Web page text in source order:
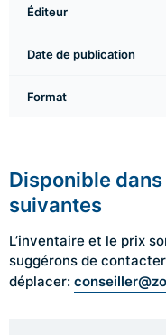
Éditeur
Date de publication
Format
Disponible
suivantes
L’inventaire et le prix
suggérons de
déplacer: